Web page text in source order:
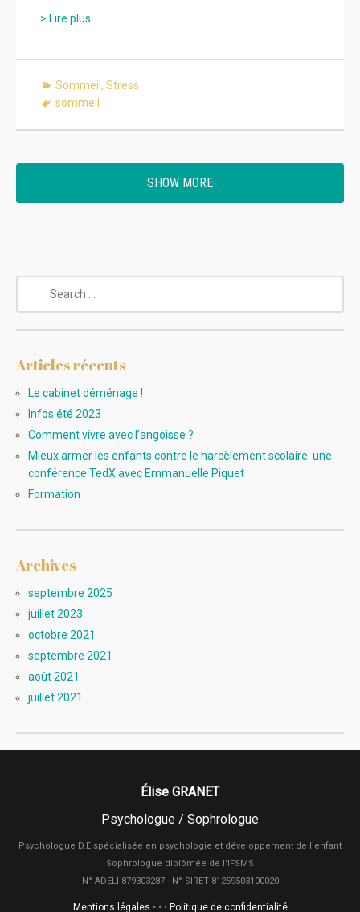
> Lire plus
Sommeil, Stress
sommeil
SHOW MORE
Articles récents
Le cabinet déménage !
Infos été 2023
Comment vivre avec l’angoisse ?
Mieux armer les enfants contre le harcèlement scolaire: une
conférence TedX avec Emmanuelle Piquet
Formation
Archives
septembre 2025
juillet 2023
octobre 2021
septembre 2021
août 2021
juillet 2021
Élise GRANET
Psychologue / Sophrologue
Psychologue D.E spécialisée en psychologie et développement de l'enfant
Sophrologue diplômée de l'IFSMS
N° ADELI 879303287 - N° SIRET 81259503100020
Mentions légales • • • Politique de confidentialité